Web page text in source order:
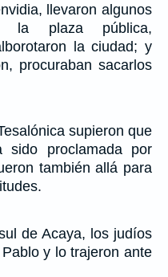
llevaron algunos
la plaza pública,
la ciudad; y
procuraban sacarlos
supieron que
proclamada por
también allá para
de Acaya, los judíos
y lo trajeron ante